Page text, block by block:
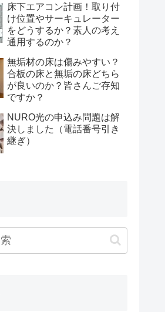
床下エアコン計画！取り付
け位置やサーキュレーター
をどうするか？素人の考え
通用するのか？
無垢材の床は傷みやすい？
合板の床と無垢の床どちら
が良いのか？皆さんご存知
ですか？
NURO光の申込み問題は解
決しました（電話番号引き
継ぎ）